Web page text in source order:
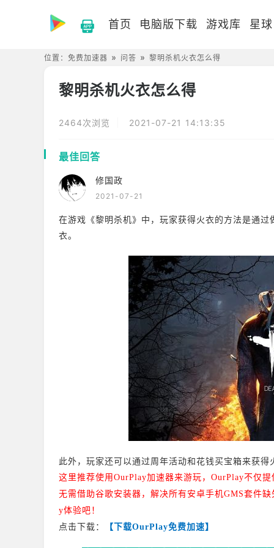
首页 电脑版下载 游戏库 星球
位置： 免费加速器 问答 黎明杀机火衣怎么得
黎明杀机火衣怎么得
2464次浏览 2021-07-21 14:13:35
最佳回答
修国政
2021-07-21
在游戏《黎明杀机》中，玩家获得火衣的方法是通
衣。
此外，玩家还可以通过周年活动和花钱买宝箱来获得
这里推荐使用OurPlay加速器来游玩， OurPlay不仅
无需借助谷歌安装器，解决所有安卓手机GMS套件
y体验吧！
点击下载：
【下载OurPlay免费加速】